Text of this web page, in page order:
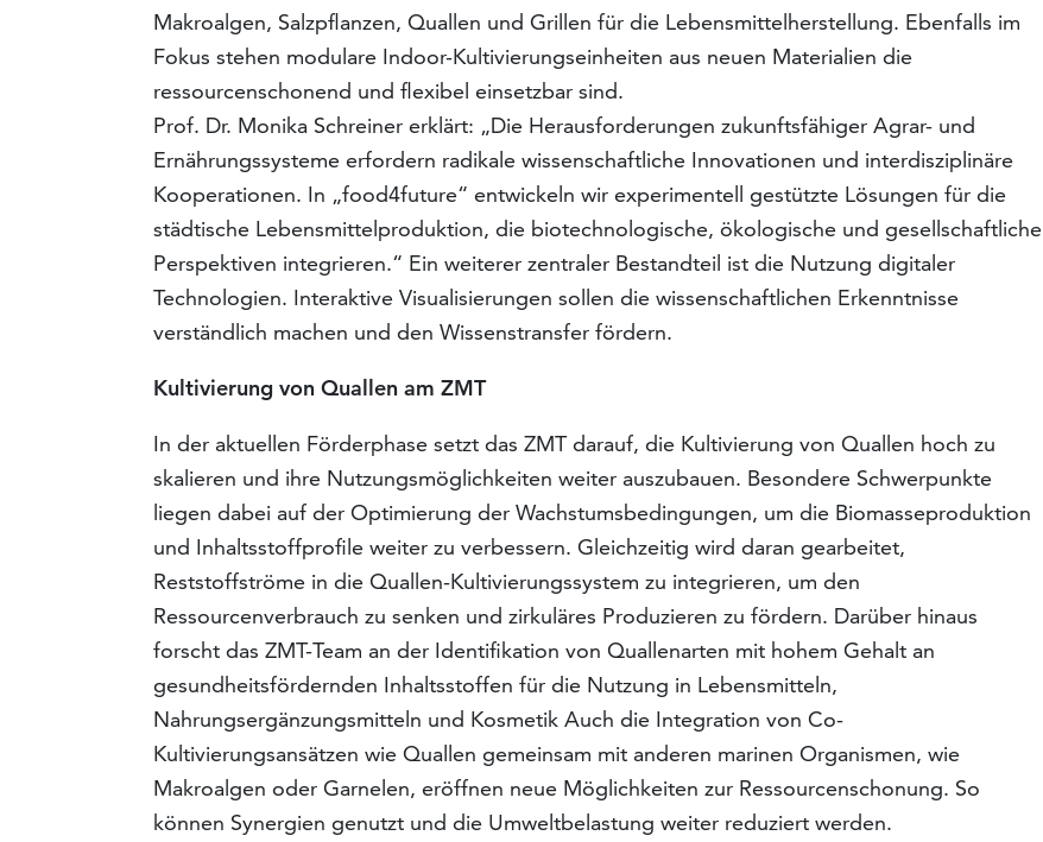
Makroalgen, Salzpflanzen, Quallen und Grillen für die Lebensmittelherstellung. Ebenfalls im
Fokus stehen modulare Indoor-Kultivierungseinheiten aus neuen Materialien die
ressourcenschonend und flexibel einsetzbar sind.
Prof. Dr. Monika Schreiner erklärt: „Die Herausforderungen zukunftsfähiger Agrar- und
Ernährungssysteme erfordern radikale wissenschaftliche Innovationen und interdisziplinäre
Kooperationen. In „food4future“ entwickeln wir experimentell gestützte Lösungen für die
städtische Lebensmittelproduktion, die biotechnologische, ökologische und gesellschaftliche
Perspektiven integrieren.“ Ein weiterer zentraler Bestandteil ist die Nutzung digitaler
Technologien. Interaktive Visualisierungen sollen die wissenschaftlichen Erkenntnisse
verständlich machen und den Wissenstransfer fördern.
Kultivierung von Quallen am ZMT
In der aktuellen Förderphase setzt das ZMT darauf, die Kultivierung von Quallen hoch zu
skalieren und ihre Nutzungsmöglichkeiten weiter auszubauen. Besondere Schwerpunkte
liegen dabei auf der Optimierung der Wachstumsbedingungen, um die Biomasseproduktion
und Inhaltsstoffprofile weiter zu verbessern. Gleichzeitig wird daran gearbeitet,
Reststoffströme in die Quallen-Kultivierungssystem zu integrieren, um den
Ressourcenverbrauch zu senken und zirkuläres Produzieren zu fördern. Darüber hinaus
forscht das ZMT-Team an der Identifikation von Quallenarten mit hohem Gehalt an
gesundheitsfördernden Inhaltsstoffen für die Nutzung in Lebensmitteln,
Nahrungsergänzungsmitteln und Kosmetik Auch die Integration von Co-
Kultivierungsansätzen wie Quallen gemeinsam mit anderen marinen Organismen, wie
Makroalgen oder Garnelen, eröffnen neue Möglichkeiten zur Ressourcenschonung. So
können Synergien genutzt und die Umweltbelastung weiter reduziert werden.